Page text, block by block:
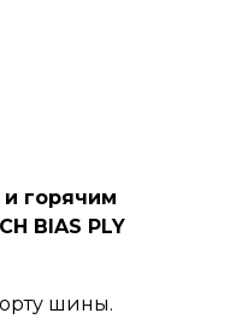
горячим
BIAS PLY
шины.